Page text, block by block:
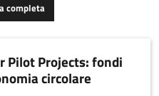
completa
Pilot Projects: fondi
circolare